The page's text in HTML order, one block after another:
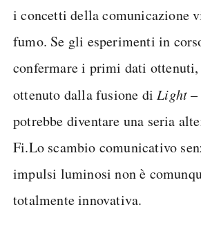
i concetti della comunicazione
fumo. Se gli esperimenti in
confermare i primi dati
ottenuto dalla fusione diLight
potrebbe diventare una seria
Fi.Lo scambio comunicativo
impulsi luminosi non è
totalmente innovativa.